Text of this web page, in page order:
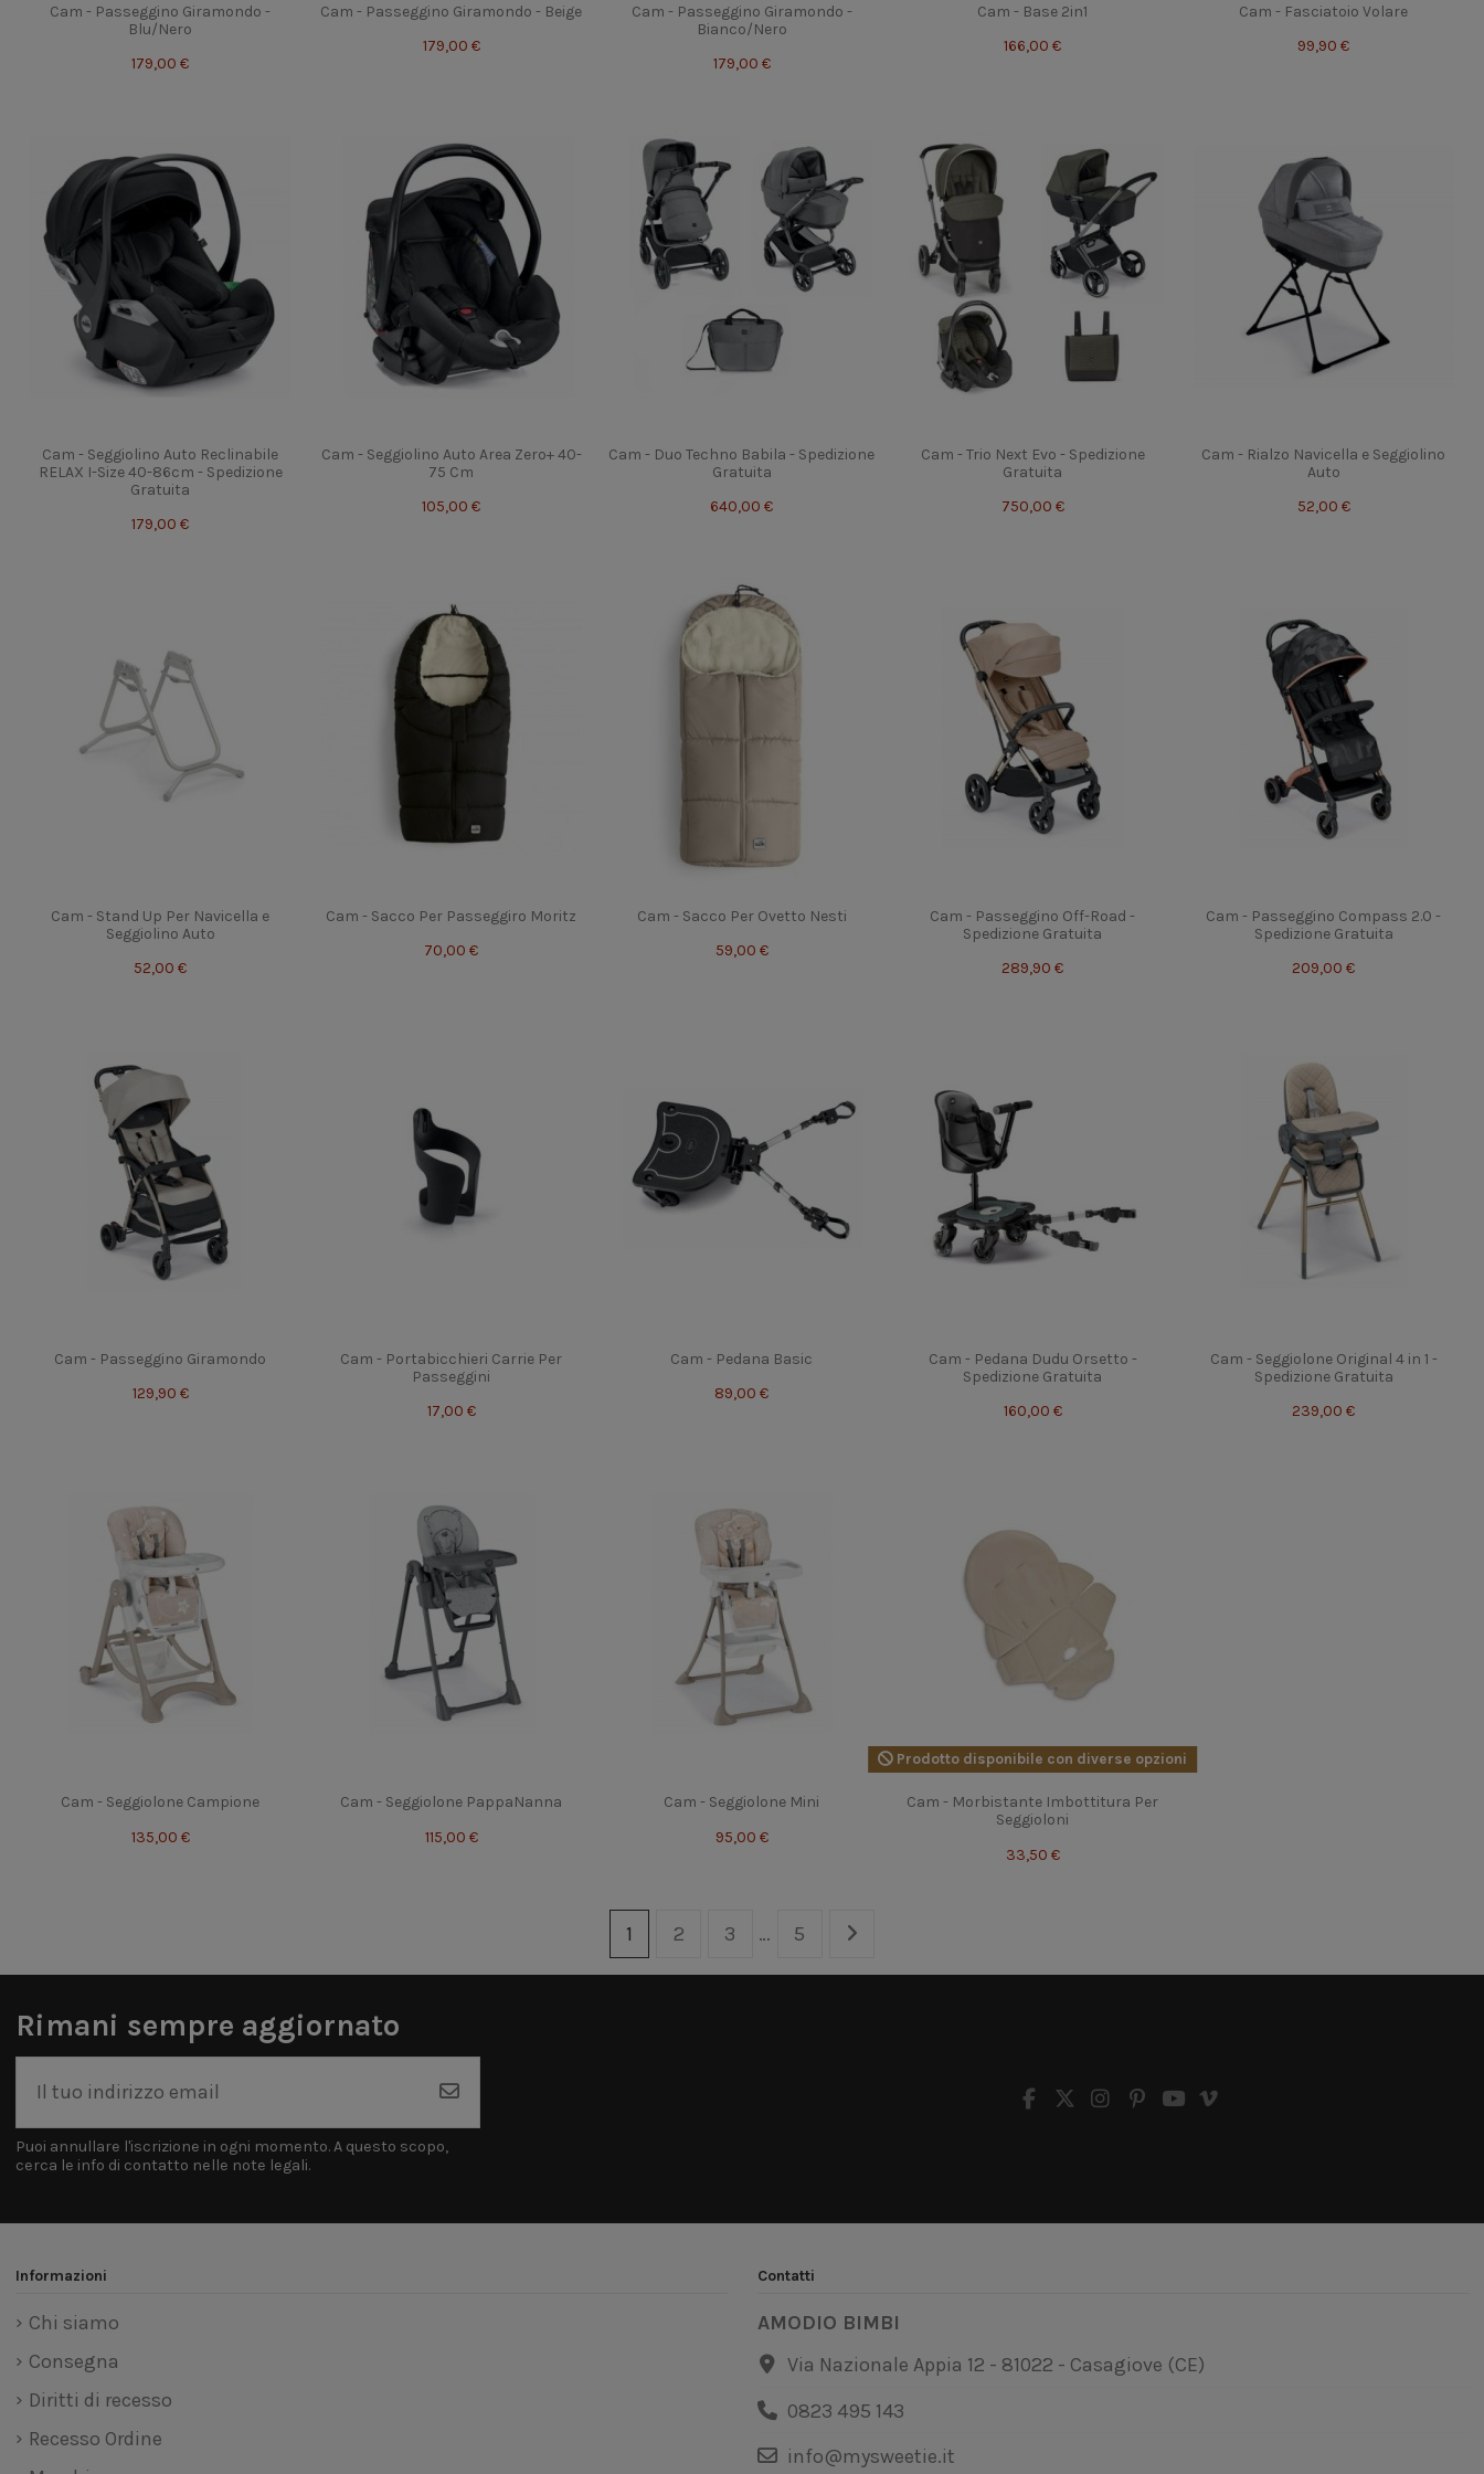
Cam - Passeggino Giramondo -
Blu/Nero
179,00 €
Cam - Passeggino Giramondo - Beige
179,00 €
Cam - Passeggino Giramondo -
Bianco/Nero
179,00 €
Cam - Base 2in1
166,00 €
Cam - Fasciatoio Volare
99,90 €
Cam - Seggiolino Auto Reclinabile
RELAX I-Size 40-86cm - Spedizione
Gratuita
179,00 €
Cam - Seggiolino Auto Area Zero+ 40-
75 Cm
105,00 €
Cam - Duo Techno Babila - Spedizione
Gratuita
640,00 €
Cam - Trio Next Evo - Spedizione
Gratuita
750,00 €
Cam - Rialzo Navicella e Seggiolino
Auto
52,00 €
Cam - Stand Up Per Navicella e
Seggiolino Auto
52,00 €
Cam - Sacco Per Passeggiro Moritz
70,00 €
Cam - Sacco Per Ovetto Nesti
59,00 €
Cam - Passeggino Off-Road -
Spedizione Gratuita
289,90 €
Cam - Passeggino Compass 2.0 -
Spedizione Gratuita
209,00 €
Cam - Passeggino Giramondo
129,90 €
Cam - Portabicchieri Carrie Per
Passeggini
17,00 €
Cam - Pedana Basic
89,00 €
Cam - Pedana Dudu Orsetto -
Spedizione Gratuita
160,00 €
Cam - Seggiolone Original 4 in 1 -
Spedizione Gratuita
239,00 €
Cam - Seggiolone Campione
135,00 €
Cam - Seggiolone PappaNanna
115,00 €
Cam - Seggiolone Mini
95,00 €
Prodotto disponibile con diverse opzioni
Cam - Morbistante Imbottitura Per
Seggioloni
33,50 €
1 2 3 … 5
Rimani sempre aggiornato
Puoi annullare l'iscrizione in ogni momento. A questo scopo,
cerca le info di contatto nelle note legali.
Informazioni
Chi siamo
Consegna
Diritti di recesso
Recesso Ordine
Contatti
AMODIO BIMBI
Via Nazionale Appia 12 - 81022 - Casagiove (CE)
0823 495 143
info@mysweetie.it